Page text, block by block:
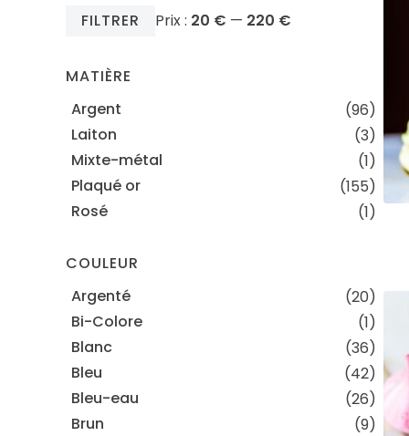
Prix
min
Prix
max
FILTRER Prix : 20 € — 220 €
MATIÈRE
Argent
(96)
Laiton
(3)
Mixte-métal
(1)
Plaqué or
(155)
Rosé
(1)
COULEUR
Argenté
(20)
Bi-Colore
(1)
Blanc
(36)
Bleu
(42)
Bleu-eau
(26)
Brun
(9)